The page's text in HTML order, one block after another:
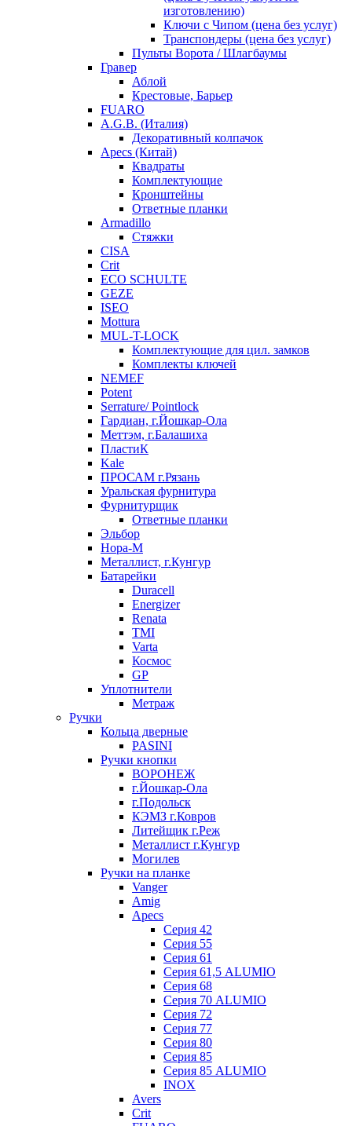
изготовлению)
Ключи с Чипом (цена без услуг)
Транспондеры (цена без услуг)
Пульты Ворота / Шлагбаумы
Гравер
Аблой
Крестовые, Барьер
FUARO
A.G.B. (Италия)
Декоративный колпачок
Apecs (Китай)
Квадраты
Комплектующие
Кронштейны
Ответные планки
Armadillo
Стяжки
CISA
Crit
ECO SCHULTE
GEZE
ISEO
Mottura
MUL-T-LOCK
Комплектующие для цил. замков
Комплекты ключей
NEMEF
Potent
Serrature/ Pointlock
Гардиан, г.Йошкар-Ола
Меттэм, г.Балашиха
ПластиК
Kale
ПРОСАМ г.Рязань
Уральская фурнитура
Фурнитурщик
Ответные планки
Эльбор
Нора-М
Металлист, г.Кунгур
Батарейки
Duracell
Energizer
Renata
TMI
Varta
Космос
GP
Уплотнители
Метраж
Ручки
Кольца дверные
PASINI
Ручки кнопки
ВОРОНЕЖ
г.Йошкар-Ола
г.Подольск
КЭМЗ г.Ковров
Литейщик г.Реж
Металлист г.Кунгур
Могилев
Ручки на планке
Vanger
Amig
Apecs
Серия 42
Серия 55
Серия 61
Серия 61,5 ALUMIO
Серия 68
Серия 70 ALUMIO
Серия 72
Серия 77
Серия 80
Серия 85
Серия 85 ALUMIO
INOX
Avers
Crit